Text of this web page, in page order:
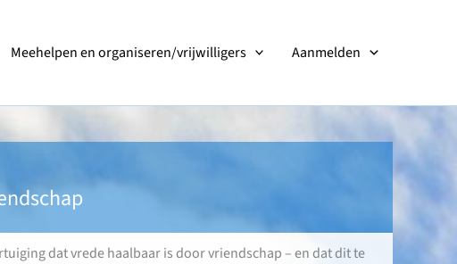
Meehelpen en organiseren/vrijwilligers Aanmelden
dat vrede haalbaar is door vriendschap – en dat dit te